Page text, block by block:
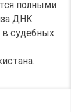
полными
ДНК
в судебных